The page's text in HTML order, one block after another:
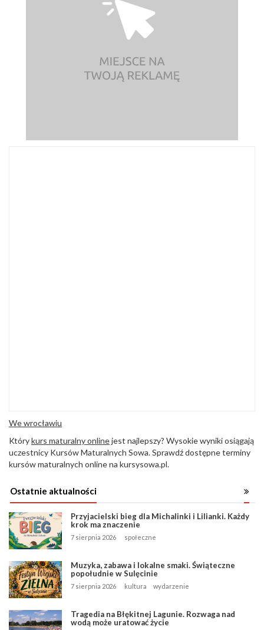
We wrocławiu
Którykurs maturalny onlinejest najlepszy? Wysokie wyniki osiągają
uczestnicy Kursów Maturalnych Sowa. Sprawdź dostępne terminy
kursów maturalnych online na kursysowa.pl.
Ostatnie aktualności
Przyjacielski bieg dla Michalinki i Lilianki. Każdy
krok ma znaczenie
7 sierpnia 2026 społeczne
Muzyka, zabawa i lokalne smaki. Świąteczne
popołudnie w Sulęcinie
7 sierpnia 2026 kultura wydarzenie
Tragedia na Błękitnej Lagunie. Rozwaga nad
wodą może uratować życie